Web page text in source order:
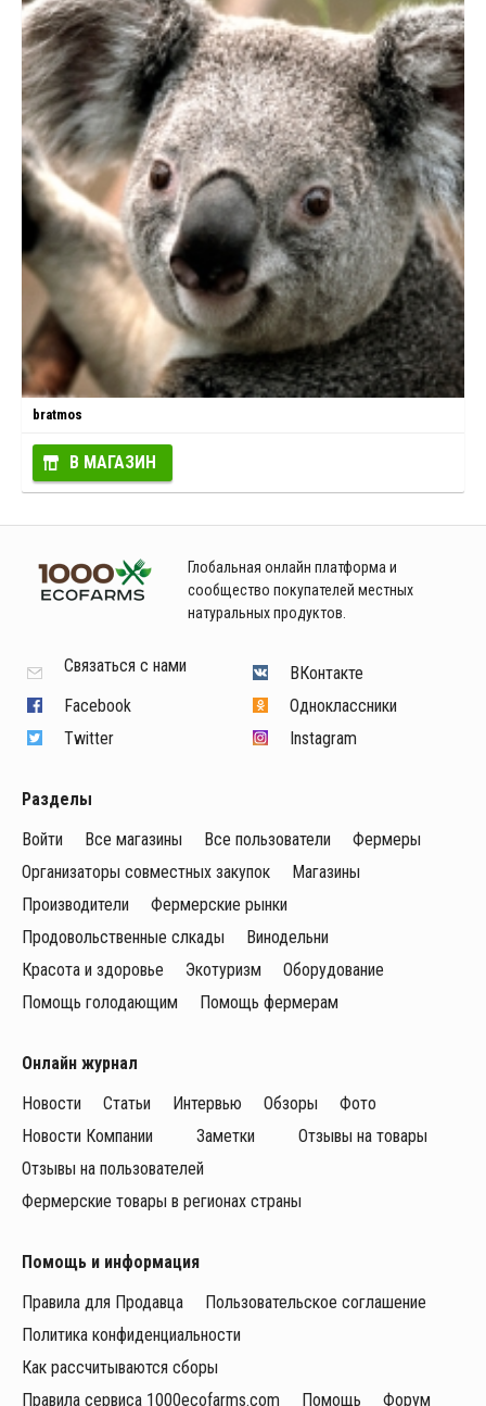
bratmos
В МАГАЗИН
Глобальная онлайн платформа и
сообщество покупателей местных
натуральных продуктов.
Связаться с нами
Facebook
Twitter
ВКонтакте
Одноклассники
Instagram
Разделы
Войти
Все магазины Все пользователи
Фермеры
Организаторы совместных закупок
Магазины
Производители
Фермерские рынки
Продовольственные слкады
Винодельни
Красота и здоровье
Экотуризм
Оборудование
Помощь голодающим
Помощь фермерам
Онлайн журнал
Новости
Статьи Интервью Обзоры
Фото
Новости Компании
Заметки
Отзывы на товары
Отзывы на пользователей
Фермерские товары в регионах страны
Помощь и информация
Правила для Продавца
Пользовательское соглашение
Политика конфиденциальности
Как рассчитываются сборы
Правила сервиса 1000ecofarms.com
Помощь Форум